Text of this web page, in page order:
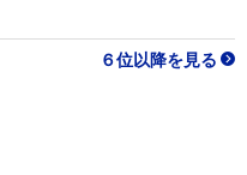
６位以降を見る